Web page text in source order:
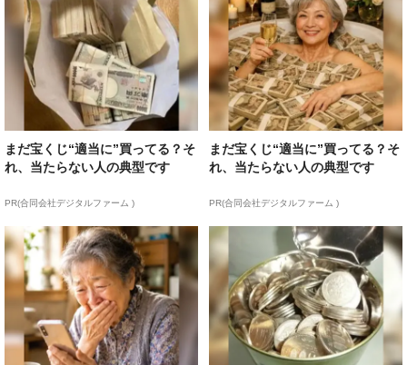
まだ宝くじ“適当に”買ってる？そ
れ、当たらない人の典型です
PR(合同会社デジタルファーム )
まだ宝くじ“適当に”買ってる？そ
れ、当たらない人の典型です
PR(合同会社デジタルファーム )